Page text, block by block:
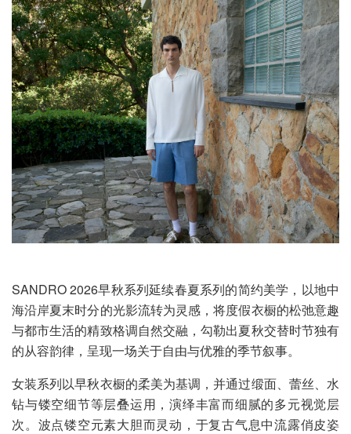
SANDRO 2026早秋系列延续春夏系列的简约美学，以地中
海沿岸夏末时分的光影流转为灵感，将度假衣橱的松弛意趣
与都市生活的精致格调自然交融，勾勒出夏秋交替时节独有
的从容韵律，呈现一场关于自由与优雅的季节叙事。
女装系列以早秋衣橱的柔美为基调，并通过缎面、蕾丝、水
钻与镂空细节等层叠运用，演绎丰富而细腻的多元视觉层
次。波点镂空元素大胆而灵动，于复古气息中流露俏皮姿